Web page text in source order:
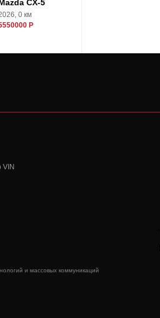
CX-5
0 км
Р
VIN
и массовых коммуникаций